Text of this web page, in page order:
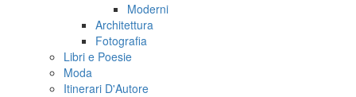
Moderni
Architettura
Fotografia
Libri e Poesie
Moda
Itinerari D'Autore